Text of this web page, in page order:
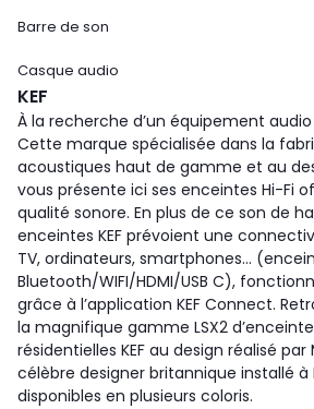
Barre de son
Casque audio
KEF
À la recherche d’un équipement audio
Cette marque spécialisée dans la
acoustiques haut de gamme et au
vous présente ici ses enceintes Hi-Fi
qualité sonore. En plus de ce son de
enceintes KEF prévoient une
TV, ordinateurs, smartphones...
Bluetooth/WIFI/HDMI/USB C),
grâce à l’application KEF Connect.
la magnifique gamme LSX2
résidentielles KEF au design réalisé
célèbre designer britannique installé à
disponibles en plusieurs coloris.